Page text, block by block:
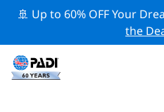
🚢 Up to 60% OFF Your
the